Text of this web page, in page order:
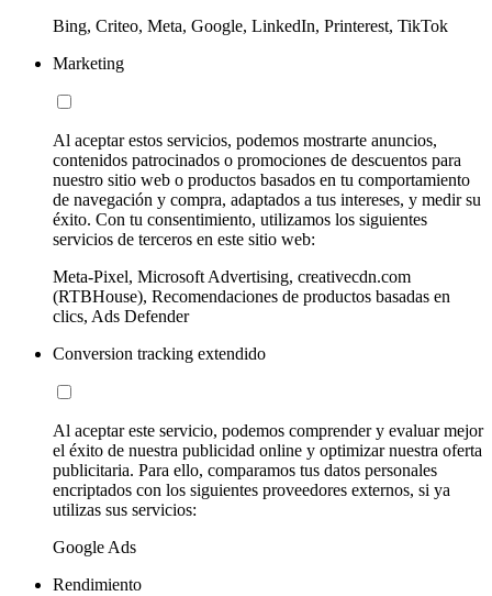
Bing, Criteo, Meta, Google, LinkedIn, Printerest, TikTok
Marketing
Al aceptar estos servicios, podemos mostrarte anuncios,
contenidos patrocinados o promociones de descuentos para
nuestro sitio web o productos basados en tu comportamiento
de navegación y compra, adaptados a tus intereses, y medir su
éxito. Con tu consentimiento, utilizamos los siguientes
servicios de terceros en este sitio web:
Meta-Pixel, Microsoft Advertising, creativecdn.com
(RTBHouse), Recomendaciones de productos basadas en
clics, Ads Defender
Conversion tracking extendido
Al aceptar este servicio, podemos comprender y evaluar mejor
el éxito de nuestra publicidad online y optimizar nuestra oferta
publicitaria. Para ello, comparamos tus datos personales
encriptados con los siguientes proveedores externos, si ya
utilizas sus servicios:
Google Ads
Rendimiento